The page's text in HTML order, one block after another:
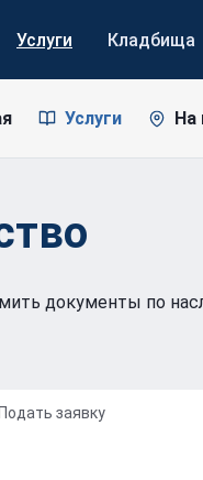
Услуги Кладбища
Услуги На
документы по
Подать заявку